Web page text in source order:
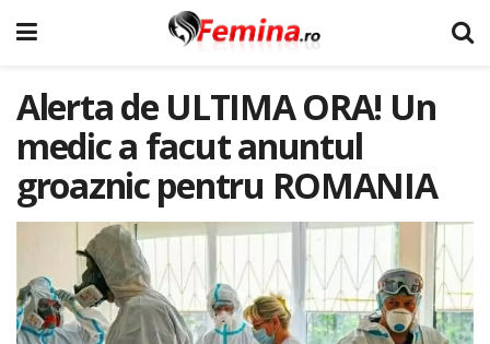
Alerta de ULTIMA ORA! Un
medic a facut anuntul
groaznic pentru ROMANIA